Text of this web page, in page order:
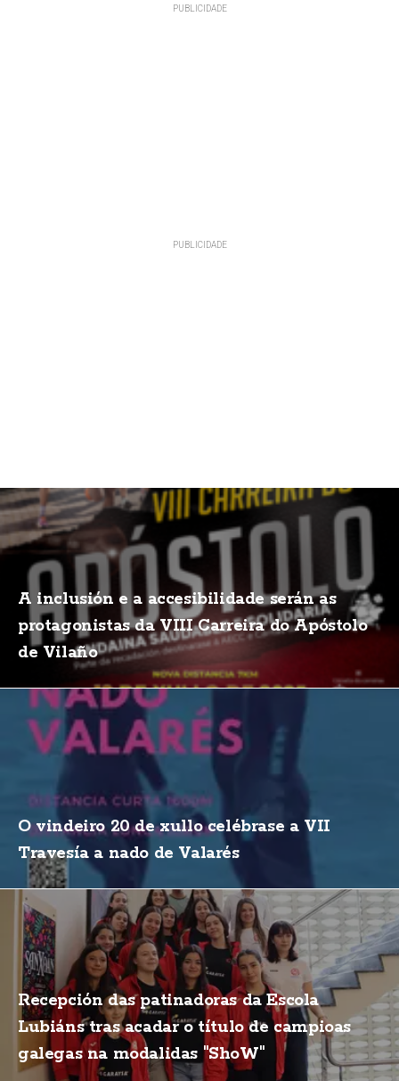
A inclusión e a accesibilidade serán as
protagonistas da VIII Carreira do Apóstolo
de Vilaño
O vindeiro 20 de xullo celébrase a VII
Travesía a nado de Valarés
Recepción das patinadoras da Escola
Lubiáns tras acadar o título de campioas
galegas na modalidas "ShoW"